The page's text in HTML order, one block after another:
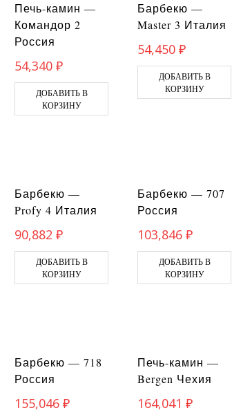
Печь-камин —
Командор 2
Россия
54,340 ₽
ДОБАВИТЬ В
КОРЗИНУ
Барбекю —
Master 3 Италия
54,450 ₽
ДОБАВИТЬ В
КОРЗИНУ
Барбекю —
Profy 4 Италия
90,882 ₽
ДОБАВИТЬ В
КОРЗИНУ
Барбекю — 707
Россия
103,846 ₽
ДОБАВИТЬ В
КОРЗИНУ
Барбекю — 718
Россия
155,046 ₽
Печь-камин —
Bergen Чехия
164,041 ₽